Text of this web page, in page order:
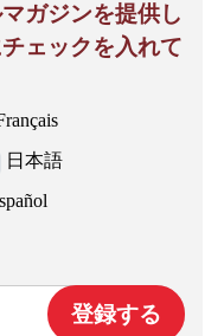
ガジンを提供し
ェックを入れて
日本語
登録する